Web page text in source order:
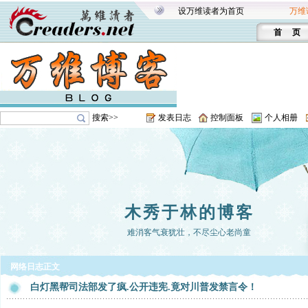
设万维读者为首页 万维
首 页
搜索>> 发表日志 控制面板 个人相册
木秀于林的博客
难消客气衰犹壮，不尽尘心老尚童
网络日志正文
白灯黑帮司法部发了疯.公开违宪.竟对川普发禁言令！